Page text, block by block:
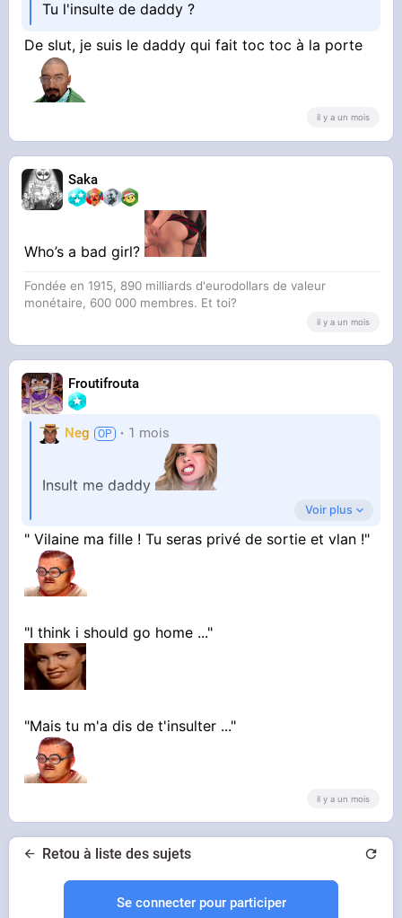
Tu l'insulte de daddy ?
De slut, je suis le daddy qui fait toc toc à la porte
il y a un mois
Saka
Who’s a bad girl?
Fondée en 1915, 890 milliards d'eurodollars de valeur
monétaire, 600 000 membres. Et toi?
il y a un mois
Froutifrouta
Neg 1 mois
Insult me daddy
Ta réaction
Voir plus
" Vilaine ma fille ! Tu seras privé de sortie et vlan !"
"I think i should go home ..."
"Mais tu m'a dis de t'insulter ..."
il y a un mois
Retou à liste des sujets
Se connecter pour participer